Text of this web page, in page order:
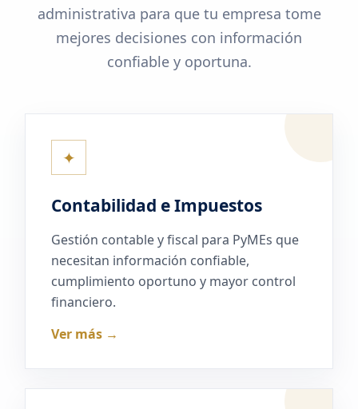
administrativa para que tu empresa tome
mejores decisiones con información
confiable y oportuna.
✦
Contabilidad e Impuestos
Gestión contable y fiscal para PyMEs que
necesitan información confiable,
cumplimiento oportuno y mayor control
financiero.
Ver más →